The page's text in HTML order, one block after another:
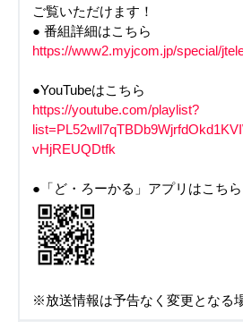
ご覧いただけます！
● 番組詳細はこちら
https://www2.myjcom.jp/special/
●YouTubeはこちら
https://youtube.com/playlist?
vHjREUQDtfk
●「ど・ろーかる」アプリはこちら
※放送情報は予告なく変更となる